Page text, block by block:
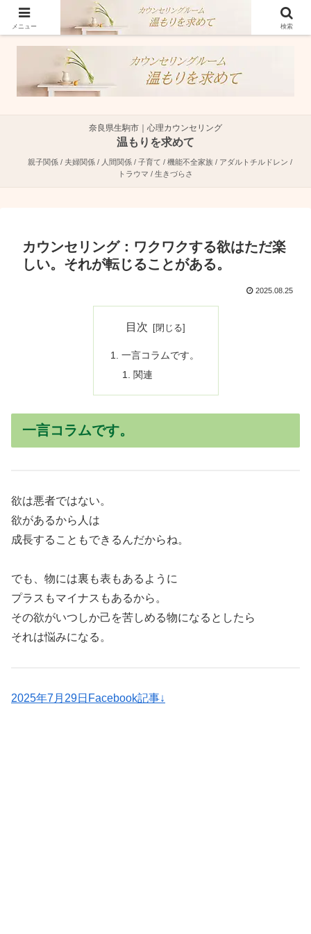
奈良県生駒市で親子関係・夫婦関係・人間関係に特化した心理カウンセラーで
す。
奈良県生駒市｜心理カウンセリング
温もりを求めて
親子関係 / 夫婦関係 / 人間関係 / 子育て / 機能不全家族 / アダルトチルドレン /
トラウマ / 生きづらさ
カウンセリング：ワクワクする欲はただ楽
しい。それが転じることがある。
2025.08.25
目次
一言コラムです。
関連
一言コラムです。
欲は悪者ではない。
欲があるから人は
成長することもできるんだからね。
でも、物には裏も表もあるように
プラスもマイナスもあるから。
その欲がいつしか己を苦しめる物になるとしたら
それは悩みになる。
2025年7月29日Facebook記事↓
メニュー 検索